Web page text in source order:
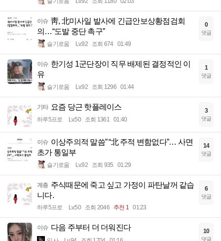
이슈 靑, 北미사일 발사에 긴급안보상황점검회
의…“도발 중단 촉구”
슬기로움 Lv.92 조회 674 01:49
0
댓글
이슈 한기성 1군단장이 직무 배제된 결정적인 이
유
슬기로움 Lv.92 조회 1296 01:44
1
댓글
기타 요즘 당근 핫플레이스
하루5프로 Lv.50 조회 1361 01:40
3
댓글
이슈 이상주의적 말씀” “北 주적 변함없다”… 사면
초가 통일부
슬기로움 Lv.92 조회 935 01:29
14
댓글
계층 주식때문에 죽고 싶고 가정이 파탄날꺼 같습
니다.
하루5프로 Lv.50 조회 2046 추천 1 01:23
6
댓글
이슈 다음 주부터 더 더워진다 10
댓글